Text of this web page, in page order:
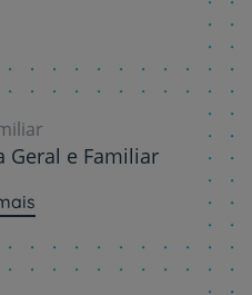
Geral e Familiar